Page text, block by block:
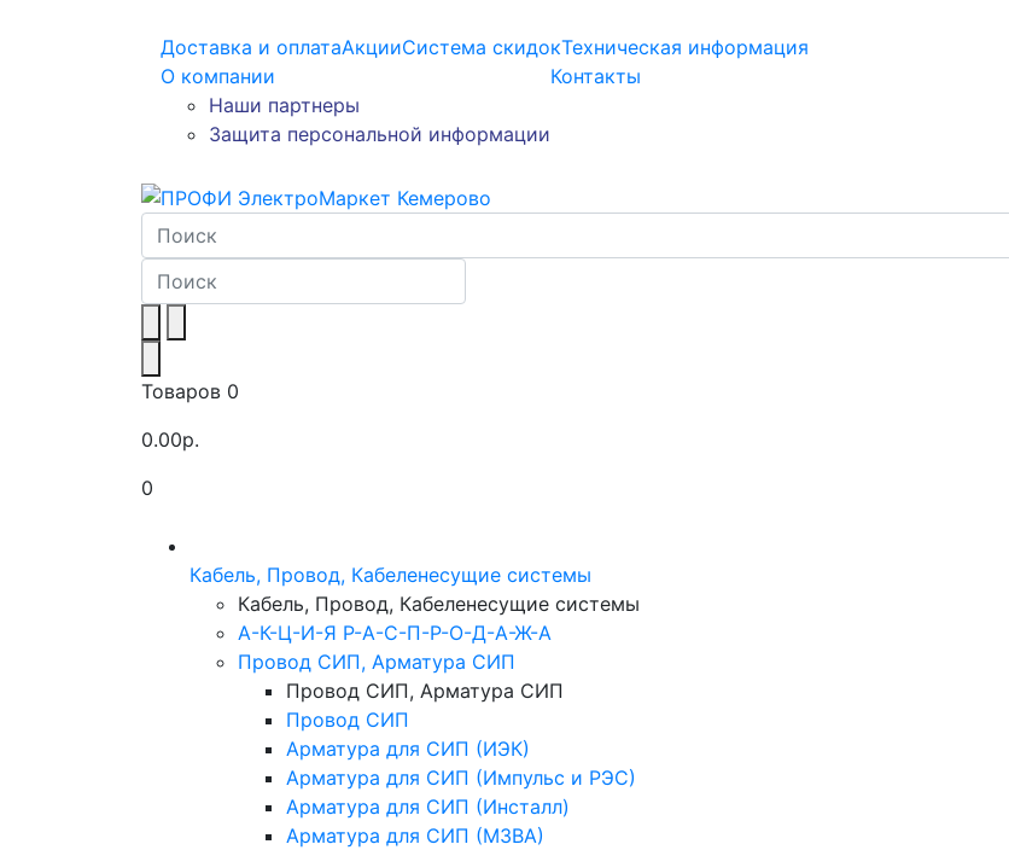
Доставка и оплатаАкцииСистема скидокТехническая информация
О компании
Наши партнеры
Защита персональной информации
Контакты
Товаров 0
0.00р.
0
Кабель, Провод, Кабеленесущие системы
Кабель, Провод, Кабеленесущие системы
А-К-Ц-И-Я Р-А-С-П-Р-О-Д-А-Ж-А
Провод СИП, Арматура СИП
Провод СИП, Арматура СИП
Провод СИП
Арматура для СИП (ИЭК)
Арматура для СИП (Импульс и РЭС)
Арматура для СИП (Инсталл)
Арматура для СИП (МЗВА)